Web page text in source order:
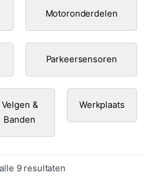
Motoronderdelen
Parkeersensoren
Velgen &
Banden
Werkplaats
9 resultatenGesorteerd op